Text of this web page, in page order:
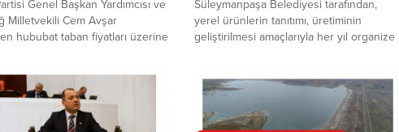
Genel Başkan Yardımcısı ve
Milletvekili Cem Avşar
hububat taban fiyatları üzerine
adeta üretime ket vurmak
geleni yaptığı söyledi.
artışları göz önüne
Süleymanpaşa Belediyesi tarafından,
yerel ürünlerin tanıtımı, üretiminin
geliştirilmesi amaçlarıyla her yıl organize
yapılacak. Ferhadanlı Mahallesi’nde
üretimi yapılan, çevre il ve ilçelerden
talep edilen karpuz ve kavunun